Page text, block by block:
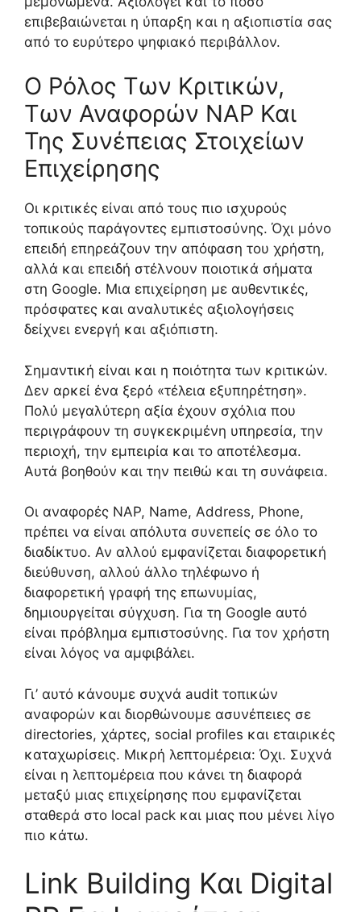
επιβεβαιώνεται η ύπαρξη και η αξιοπιστία σας
από το ευρύτερο ψηφιακό περιβάλλον.
Ο Ρόλος Των Κριτικών,
Των Αναφορών NAP Και
Της Συνέπειας Στοιχείων
Επιχείρησης
Οι κριτικές είναι από τους πιο ισχυρούς
τοπικούς παράγοντες εμπιστοσύνης. Όχι μόνο
επειδή επηρεάζουν την απόφαση του χρήστη,
αλλά και επειδή στέλνουν ποιοτικά σήματα
στη Google. Μια επιχείρηση με αυθεντικές,
πρόσφατες και αναλυτικές αξιολογήσεις
δείχνει ενεργή και αξιόπιστη.
Σημαντική είναι και η ποιότητα των κριτικών.
Δεν αρκεί ένα ξερό «τέλεια εξυπηρέτηση».
Πολύ μεγαλύτερη αξία έχουν σχόλια που
περιγράφουν τη συγκεκριμένη υπηρεσία, την
περιοχή, την εμπειρία και το αποτέλεσμα.
Αυτά βοηθούν και την πειθώ και τη συνάφεια.
Οι αναφορές NAP, Name, Address, Phone,
πρέπει να είναι απόλυτα συνεπείς σε όλο το
διαδίκτυο. Αν αλλού εμφανίζεται διαφορετική
διεύθυνση, αλλού άλλο τηλέφωνο ή
διαφορετική γραφή της επωνυμίας,
δημιουργείται σύγχυση. Για τη Google αυτό
είναι πρόβλημα εμπιστοσύνης. Για τον χρήστη
είναι λόγος να αμφιβάλει.
Γι’ αυτό κάνουμε συχνά audit τοπικών
αναφορών και διορθώνουμε ασυνέπειες σε
directories, χάρτες, social profiles και εταιρικές
καταχωρίσεις. Μικρή λεπτομέρεια: Όχι. Συχνά
είναι η λεπτομέρεια που κάνει τη διαφορά
μεταξύ μιας επιχείρησης που εμφανίζεται
σταθερά στο local pack και μιας που μένει λίγο
πιο κάτω.
Link Building Και Digital